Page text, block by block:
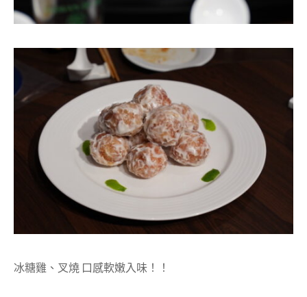
冰糖雞、叉燒 口感軟嫩入味！！